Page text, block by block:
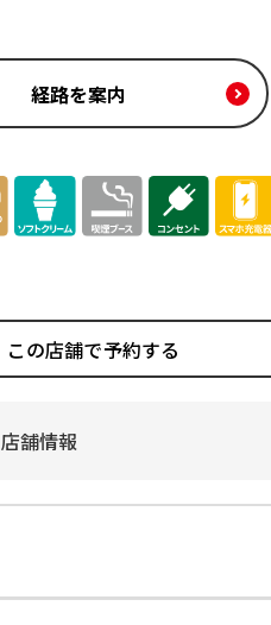
経路を案内
この店舗で予約する
店舗情報